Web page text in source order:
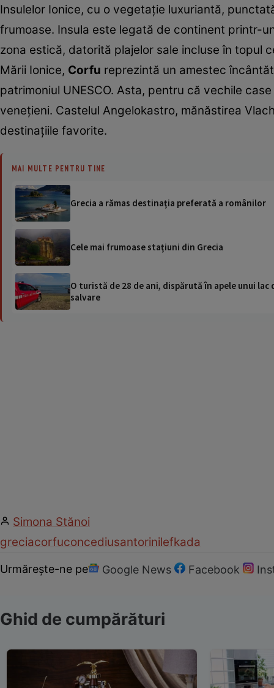
Insulelor Ionice, cu o vegetaţie luxuriantă,
frumoase. Insula este legată de continent printr-
zona estică, datorită plajelor sale incluse în topul
Mării Ionice, Corfu reprezintă un amestec
patrimoniul UNESCO. Asta, pentru că vechile
veneţieni. Castelul Angelokastro, mănăstirea
destinaţiile favorite.
MAI MULTE PENTRU TINE
Grecia a rămas destinaţia preferată a românilor
Cele mai frumoase staţiuni din Grecia
O turistă de 28 de ani, dispărută în apele unui
salvare
Simona Stănoi
greciacorfuconcediusantorinilefkada
Urmărește-ne pe Google News Facebook
Ghid de cumpărături